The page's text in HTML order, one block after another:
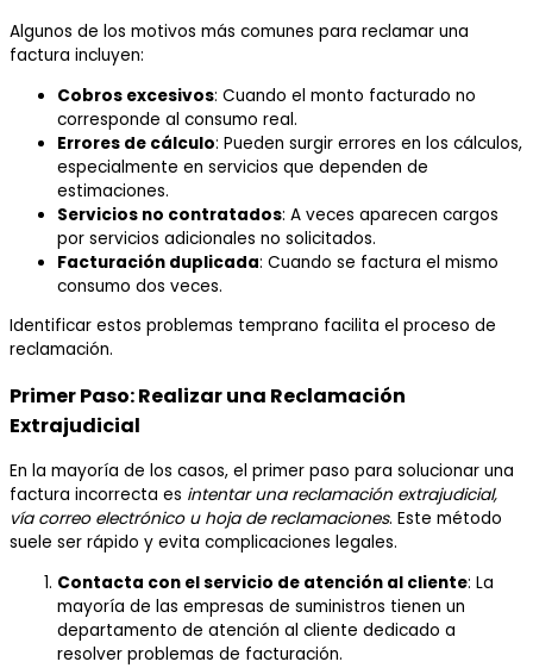
Algunos de los motivos más comunes para reclamar una
factura incluyen:
Cobros excesivos: Cuando el monto facturado no
corresponde al consumo real.
Errores de cálculo: Pueden surgir errores en los cálculos,
especialmente en servicios que dependen de
estimaciones.
Servicios no contratados: A veces aparecen cargos
por servicios adicionales no solicitados.
Facturación duplicada: Cuando se factura el mismo
consumo dos veces.
Identificar estos problemas temprano facilita el proceso de
reclamación.
Primer Paso: Realizar una Reclamación
Extrajudicial
En la mayoría de los casos, el primer paso para solucionar una
factura incorrecta es intentar una reclamación extrajudicial,
vía correo electrónico u hoja de reclamaciones. Este método
suele ser rápido y evita complicaciones legales.
Contacta con el servicio de atención al cliente: La
mayoría de las empresas de suministros tienen un
departamento de atención al cliente dedicado a
resolver problemas de facturación.